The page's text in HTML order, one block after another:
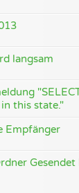
langsam
this state."
Empfänger
Gesendet